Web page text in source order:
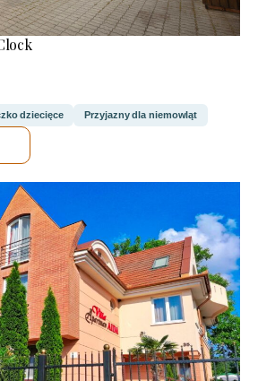
dziecięce Przyjazny dla niemowląt